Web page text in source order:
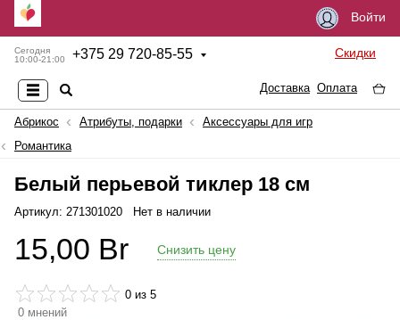
Войти
Сегодня
10:00-21:00
+375 29 720-85-55 Скидки
Доставка Оплата
Абрикос Атрибуты, подарки
Аксессуары для игр
Романтика
Белый перьевой тиклер 18 см
Артикул: 271301020 Нет в наличии
15,00 Br Снизить цену
0 из 5
0 мнений